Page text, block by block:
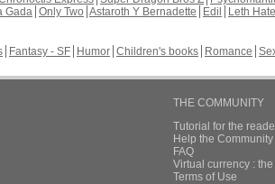
Gada Only Two Astaroth Y Bernadette Edil
Leth Hate
Fantasy - SF Humor Children's books Romance
THE COMMUNITY
Tutorial for the
Help the
FAQ
Virtual currency :
Terms of Use